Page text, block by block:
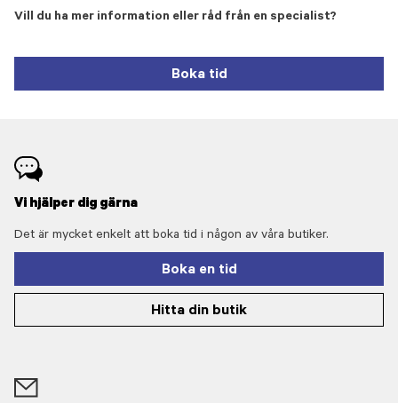
Vill du ha mer information eller råd från en specialist?
Boka tid
Vi hjälper dig gärna
Det är mycket enkelt att boka tid i någon av våra butiker.
Boka en tid
Hitta din butik